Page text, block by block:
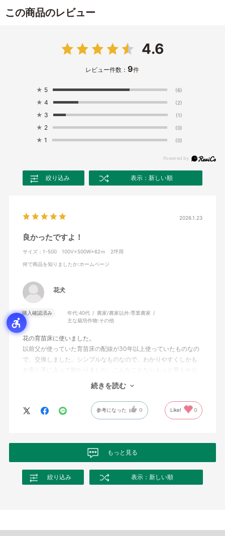
この商品のレビュー
4.6
レビュー件数：9件
★ 5 (6)
★ 4 (2)
★ 3 (1)
★ 2 (0)
★ 1 (0)
絞り込み 表示：新しい順
2026.1.23
良かったですよ！
サイズ：1-500 100V×500W×62ｍ 2坪用
何で商品を知りましたか:ホームページ
花犬
購入確認済み 年代:40代 農家/農家以外:専業農家
主な栽培作物:その他
花の育苗床に使いました。
以前父が使っていた育苗床の配線が30年以上使っていたものなの
で、交換しました。シンプルなものなので、わかりやすくしかも
お安く手に入って助かりました。こんなことならもっと早くやり
続きを読む
参考になった 0 Like! 0
もっと見る
絞り込み 表示：新しい順